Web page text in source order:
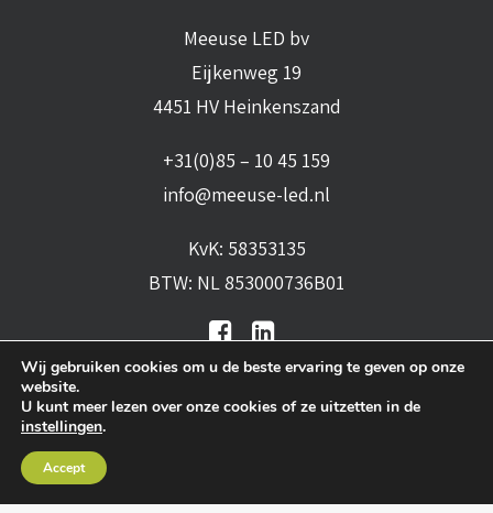
Meeuse LED bv
Eijkenweg 19
4451 HV Heinkenszand
+31(0)85 – 10 45 159
info@meeuse-led.nl
KvK: 58353135
BTW: NL 853000736B01
leveringsvoorwaarden
Wij gebruiken cookies om u de beste ervaring te geven op onze
website.
U kunt meer lezen over onze cookies of ze uitzetten in de
instellingen.
Accept